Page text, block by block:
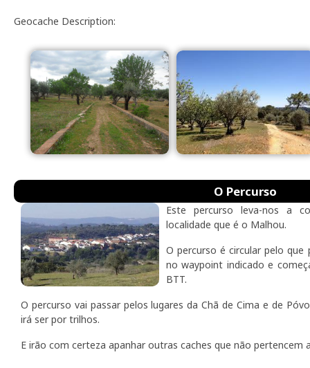
Geocache Description:
O Percurso
Este percurso leva-nos a
localidade que é o Malhou.
O percurso é circular pelo
no waypoint indicado e
BTT.
O percurso vai passar pelos lugares da Chã de Cima e de
irá ser por trilhos.
E irão com certeza apanhar outras caches que não pertencem